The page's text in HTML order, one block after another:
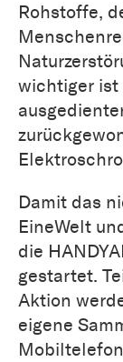
Rohstoffe,
wichtiger ist
Damit das
EineWelt
die
gestartet.
Aktion
eigene